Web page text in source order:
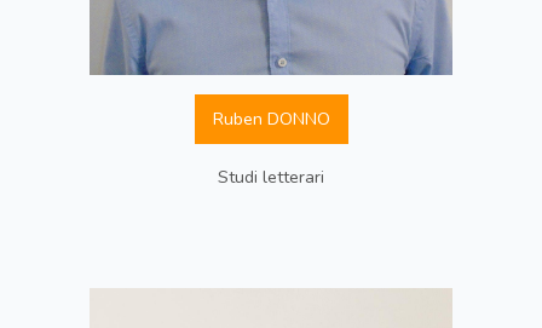
Ruben DONNO
Studi letterari